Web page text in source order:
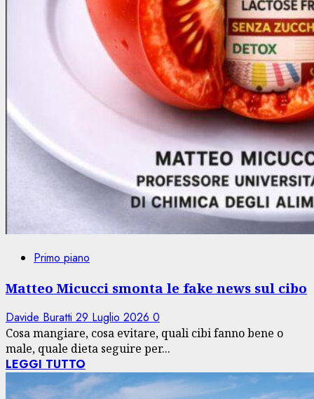
Primo piano
Matteo Micucci smonta le fake news sul cibo
Davide Buratti 29 Luglio 2026 0
Cosa mangiare, cosa evitare, quali cibi fanno bene o
male, quale dieta seguire per...
LEGGI TUTTO